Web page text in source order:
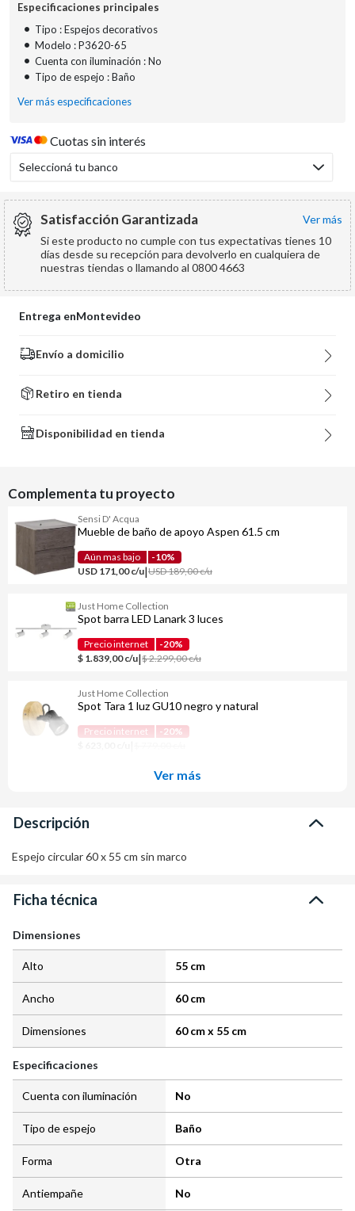
Especificaciones principales
• Tipo : Espejos decorativos
• Modelo : P3620-65
• Cuenta con iluminación : No
• Tipo de espejo : Baño
Ver más especificaciones
Cuotas sin interés
Seleccioná tu banco
Satisfacción Garantizada
ver más
Si este producto no cumple con tus expectativas tienes 10
días desde su recepción para devolverlo en cualquiera de
nuestras tiendas o llamando al 0800 4663
Entrega enMontevideo
Envío a domicilio
Retiro en tienda
Disponibilidad en tienda
Complementa tu proyecto
Sensi D' Acqua
Mueble de baño de apoyo Aspen 61.5 cm
Aún mas bajo
-10%
USD 171,00 c/u|USD 189,00 c/u
Just Home Collection
Spot barra LED Lanark 3 luces
Precio internet
-20%
$ 1.839,00 c/u|$ 2.299,00 c/u
Just Home Collection
Spot Tara 1 luz GU10 negro y natural
Precio internet
-20%
Ver más
Descripción
Espejo circular 60 x 55 cm sin marco
Ficha técnica
Dimensiones
Alto 55 cm
Ancho 60 cm
Dimensiones 60 cm x 55 cm
Especificaciones
Cuenta con iluminación No
Tipo de espejo Baño
Forma Otra
Antiempañe No